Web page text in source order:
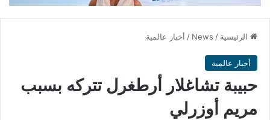
الرئيسية /
News
/ أخبار عالمية
أخبار عالمية
حبيبة تشاغلار أرطغرل تتركه بسبب
مريم أوزرلي